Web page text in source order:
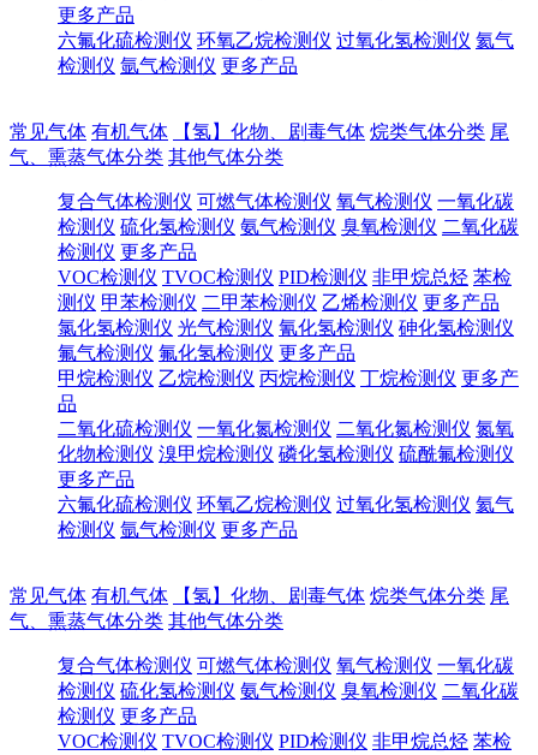
更多产品
六氟化硫检测仪 环氧乙烷检测仪 过氧化氢检测仪 氦气
检测仪 氩气检测仪 更多产品
常见气体 有机气体 【氢】化物、剧毒气体 烷类气体分类 尾
气、熏蒸气体分类 其他气体分类
复合气体检测仪 可燃气体检测仪 氧气检测仪 一氧化碳
检测仪 硫化氢检测仪 氨气检测仪 臭氧检测仪 二氧化碳
检测仪 更多产品
VOC检测仪 TVOC检测仪 PID检测仪 非甲烷总烃 苯检
测仪 甲苯检测仪 二甲苯检测仪 乙烯检测仪 更多产品
氯化氢检测仪 光气检测仪 氰化氢检测仪 砷化氢检测仪
氟气检测仪 氟化氢检测仪 更多产品
甲烷检测仪 乙烷检测仪 丙烷检测仪 丁烷检测仪 更多产
品
二氧化硫检测仪 一氧化氮检测仪 二氧化氮检测仪 氮氧
化物检测仪 溴甲烷检测仪 磷化氢检测仪 硫酰氟检测仪
更多产品
六氟化硫检测仪 环氧乙烷检测仪 过氧化氢检测仪 氦气
检测仪 氩气检测仪 更多产品
常见气体 有机气体 【氢】化物、剧毒气体 烷类气体分类 尾
气、熏蒸气体分类 其他气体分类
复合气体检测仪 可燃气体检测仪 氧气检测仪 一氧化碳
检测仪 硫化氢检测仪 氨气检测仪 臭氧检测仪 二氧化碳
检测仪 更多产品
VOC检测仪 TVOC检测仪 PID检测仪 非甲烷总烃 苯检